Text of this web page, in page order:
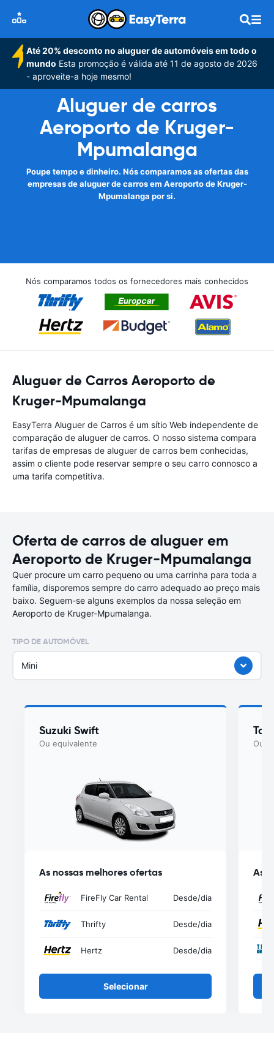
Até 20% desconto no aluguer de automóveis em todo o
mundo Esta promoção é válida até 11 de agosto de 2026
- aproveite-a hoje mesmo!
Aluguer de carros
Aeroporto de Kruger-
Mpumalanga
Poupe tempo e dinheiro. Nós comparamos as ofertas das
empresas de aluguer de carros em Aeroporto de Kruger-
Mpumalanga por si.
Nós comparamos todos os fornecedores mais conhecidos
Aluguer de Carros Aeroporto de
Kruger-Mpumalanga
EasyTerra Aluguer de Carros é um sítio Web independente de
comparação de aluguer de carros. O nosso sistema compara
tarifas de empresas de aluguer de carros bem conhecidas,
assim o cliente pode reservar sempre o seu carro connosco a
uma tarifa competitiva.
Oferta de carros de aluguer em
Aeroporto de Kruger-Mpumalanga
Quer procure um carro pequeno ou uma carrinha para toda a
família, disporemos sempre do carro adequado ao preço mais
baixo. Seguem-se alguns exemplos da nossa seleção em
Aeroporto de Kruger-Mpumalanga.
TIPO DE AUTOMÓVEL
Mini
Suzuki Swift
Ou equivalente
As nossas melhores ofertas
FireFly Car Rental Desde/dia
Thrifty Desde/dia
Hertz Desde/dia
Selecionar
Ou
As